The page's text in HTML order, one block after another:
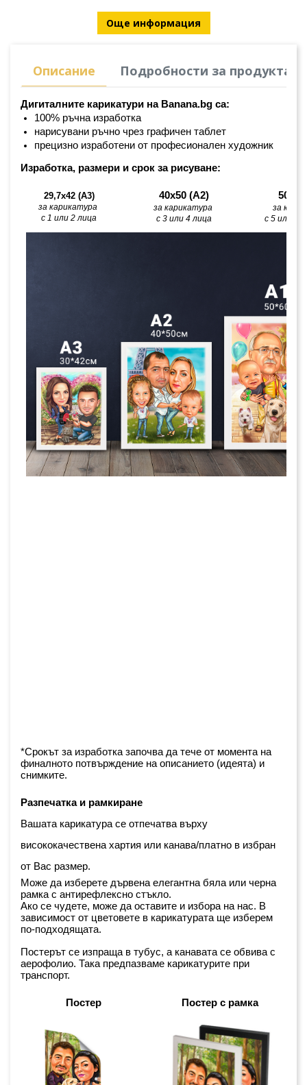
Още информация
Описание Подробности за продукта
Дигиталните карикатури на Banana.bg са:
100% ръчна изработка
нарисувани ръчно чрез графичен таблет
прецизно изработени от професионален художник
Изработка, размери и срок за рисуване:
29,7x42 (A3)
за карикатура
с 1 или 2 лица
40х50 (А2)
за карикатура
с 3 или 4 лица
за
с 5 или
*Срокът за изработка започва да тече от момента на
финалното потвърждение на описанието (идеята) и
снимките.
Разпечатка и рамкиране
Вашата карикатура се отпечатва върху
висококачествена хартия или канава/платно в избран
от Вас размер.
Може да изберете дървена елегантна бяла или черна
рамка с антирефлексно стъкло.
Ако се чудете, може да оставите и избора на нас. В
зависимост от цветовете в карикатурата ще изберем
по-подходящата.
Постерът се изпраща в тубус, а канавата се обвива с
аерофолио. Така предпазваме карикатурите при
транспорт.
Постер Постер с рамка